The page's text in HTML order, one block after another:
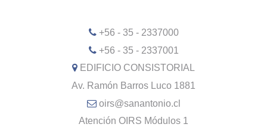
+56 - 35 - 2337000
+56 - 35 - 2337001
EDIFICIO CONSISTORIAL
Av. Ramón Barros Luco 1881
oirs@sanantonio.cl
Atención OIRS Módulos 1